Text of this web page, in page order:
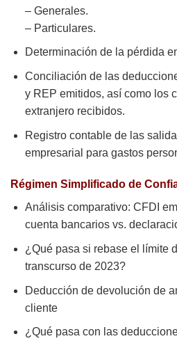
– Generales.
– Particulares.
Determinación de la pérdida
Conciliación de las
y REP emitidos, así como los
extranjero recibidos.
Registro contable de las
empresarial para gastos
Régimen Simplificado de
Análisis comparativo: CFDI
cuenta bancarios vs.
¿Qué pasa si rebase el límite
transcurso de 2023?
Deducción de devolución de
cliente
¿Qué pasa con las